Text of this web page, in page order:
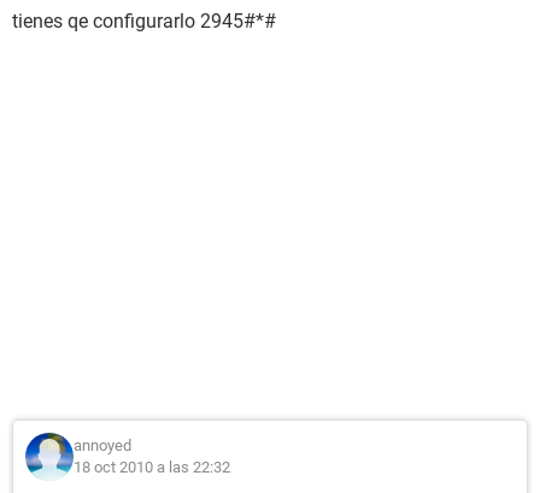
tienes qe configurarlo 2945#*#
annoyed
18 oct 2010 a las 22:32